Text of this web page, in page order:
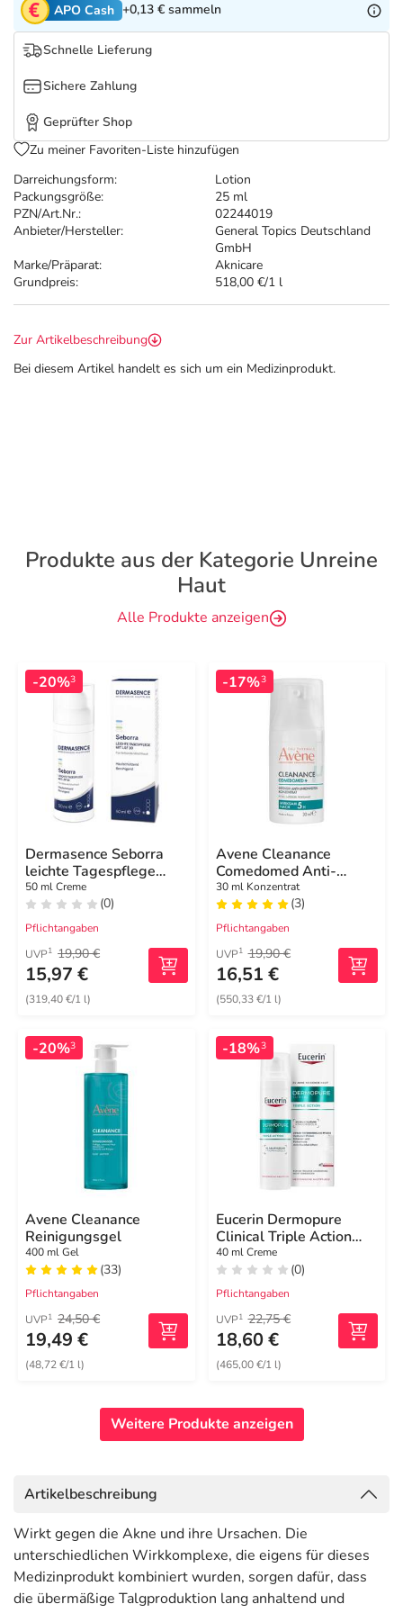
Tierapotheke
Marken
Salus Deals
Darreichungsform:
Lotion
Packungsgröße:
25 ml
PZN/Art.Nr.:
02244019
Anbieter/Hersteller:
General Topics Deutschland
GmbH
Marke/Präparat:
Aknicare
Grundpreis:
518,00 €/1 l
APO Cash +0,13 € sammeln
Schnelle Lieferung
Sichere Zahlung
Geprüfter Shop
Zu meiner Favoriten-Liste hinzufügen
Zur Artikelbeschreibung
Bei diesem Artikel handelt es sich um ein Medizinprodukt.
Produkte aus der Kategorie Unreine
Haut
Alle Produkte anzeigen
-20%3
Dermasence Seborra
leichte Tagespflege
Creme LSF 30
50 ml Creme
(0)
Pflichtangaben
UVP1 19,90 €
15,97 €
(319,40 €/1 l)
-17%3
Avene Cleanance
Comedomed Anti-
Unreinheiten Konzentrat
30 ml Konzentrat
(3)
Pflichtangaben
UVP1 19,90 €
16,51 €
(550,33 €/1 l)
-20%3
Avene Cleanance
Reinigungsgel
400 ml Gel
(33)
Pflichtangaben
UVP1 24,50 €
19,49 €
(48,72 €/1 l)
-18%3
Eucerin Dermopure
Clinical Triple Action
Creme
40 ml Creme
(0)
Pflichtangaben
UVP1 22,75 €
18,60 €
(465,00 €/1 l)
Weitere Produkte anzeigen
Artikelbeschreibung
Wirkt gegen die Akne und ihre Ursachen. Die
unterschiedlichen Wirkkomplexe, die eigens für dieses
Medizinprodukt kombiniert wurden, sorgen dafür, dass
die übermäßige Talgproduktion lang anhaltend und